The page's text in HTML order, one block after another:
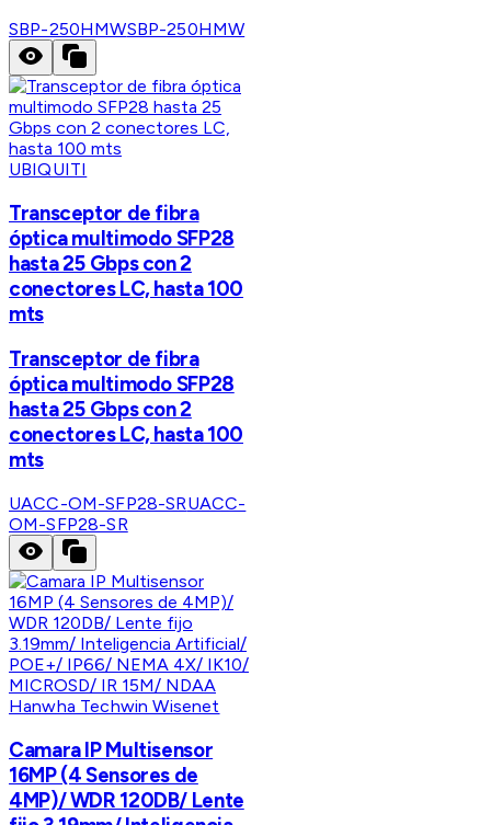
SBP-250HMWSBP-250HMW
UBIQUITI
Transceptor de fibra
óptica multimodo SFP28
hasta 25 Gbps con 2
conectores LC, hasta 100
mts
Transceptor de fibra
óptica multimodo SFP28
hasta 25 Gbps con 2
conectores LC, hasta 100
mts
UACC-OM-SFP28-SRUACC-
OM-SFP28-SR
Hanwha Techwin Wisenet
Camara IP Multisensor
16MP (4 Sensores de
4MP)/ WDR 120DB/ Lente